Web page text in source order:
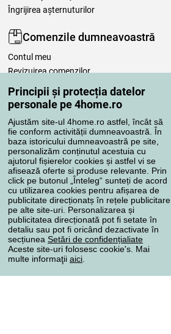
Principii și protecția datelor
personale pe 4home.ro
Ajustăm site-ul 4home.ro astfel, încât să
fie conform activității dumneavoastră. În
baza istoricului dumneavoastră pe site,
personalizăm conținutul acestuia cu
ajutorul fișierelor cookies și astfel vi se
afisează oferte si produse relevante. Prin
click pe butonul „Înteleg“ sunteți de acord
cu utilizarea cookies pentru afișarea de
publicitate direcționatș în rețele publicitare
pe alte site-uri. Personalizarea și
publicitatea direcționată pot fi setate în
detaliu sau pot fi oricând dezactivate în
secțiunea Setări de confidențialiate
Aceste site-uri folosesc cookie's. Mai
multe informaţii aici
Îngrijirea așternuturilor
Comenzile dumneavoastră
Contul meu
Revizuirea comenzilor
Reclamaţii
Retragere de la contract
Regulile de procesare a recenziilor
Metode de transport
Metode de plată
Magazin de încredere